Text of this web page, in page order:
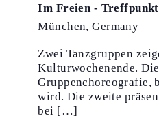
Im Freien -
München, Germany
Zwei Tanzgruppen
Kulturwochenende.
Gruppenchoreografie,
wird. Die zweite
bei […]